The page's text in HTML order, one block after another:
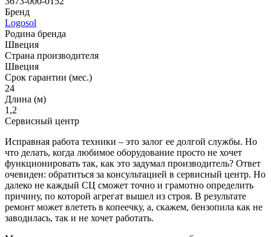
Бренд
Logosol
Родина бренда
Швеция
Страна производителя
Швеция
Срок гарантии (мес.)
24
Длина (м)
1,2
Сервисный центр
Исправная работа техники – это залог ее долгой службы. Но
что делать, когда любимое оборудование просто не хочет
функционировать так, как это задумал производитель? Ответ
очевиден: обратиться за консультацией в сервисный центр. Но
далеко не каждый СЦ сможет точно и грамотно определить
причину, по которой агрегат вышел из строя. В результате
ремонт может влететь в копеечку, а, скажем, бензопила как не
заводилась, так и не хочет работать.